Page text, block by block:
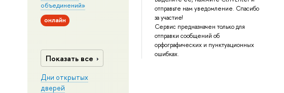
отправьте нам уведомление. Спасибо
за участие!
Сервис предназначен только для
отправки сообщений об
орфографических и пунктуационных
ошибках.
объединений»
онлайн
Показать все
Дни открытых
дверей